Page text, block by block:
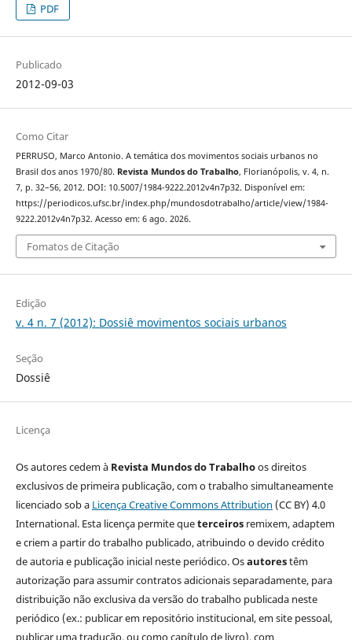
PDF
Publicado
2012-09-03
Como Citar
PERRUSO, Marco Antonio. A temática dos movimentos sociais urbanos no
Brasil dos anos 1970/80. Revista Mundos do Trabalho, Florianópolis, v. 4, n.
7, p. 32–56, 2012. DOI: 10.5007/1984-9222.2012v4n7p32. Disponível em:
https://periodicos.ufsc.br/index.php/mundosdotrabalho/article/view/1984-
9222.2012v4n7p32. Acesso em: 6 ago. 2026.
Fomatos de Citação
Edição
v. 4 n. 7 (2012): Dossiê movimentos sociais urbanos
Seção
Dossiê
Licença
Os autores cedem à Revista Mundos do Trabalhoos direitos
exclusivos de primeira publicação, com o trabalho simultaneamente
licenciado sob a Licença Creative Commons Attribution (CC BY) 4.0
International. Esta licença permite queterceirosremixem, adaptem
e criem a partir do trabalho publicado, atribuindo o devido crédito
de autoria e publicação inicial neste periódico. Osautorestêm
autorização para assumir contratos adicionais separadamente, para
distribuição não exclusiva da versão do trabalho publicada neste
periódico (ex.: publicar em repositório institucional, em site pessoal,
publicar uma tradução, ou como capítulo de livro), com